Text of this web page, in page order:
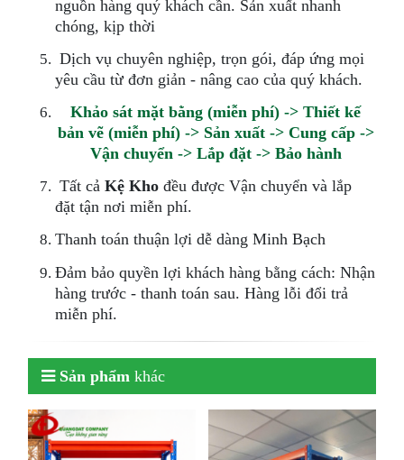
nguồn hàng quý khách cần. Sản xuất nhanh
chóng, kịp thời
Dịch vụ chuyên nghiệp, trọn gói, đáp ứng mọi
yêu cầu từ đơn giản - nâng cao của quý khách.
Khảo sát mặt bằng (miễn phí) -> Thiết kế
bản vẽ (miễn phí) -> Sản xuất -> Cung cấp ->
Vận chuyển -> Lắp đặt -> Bảo hành
Tất cảKệ Khođều được Vận chuyển và lắp
đặt tận nơi miễn phí.
Thanh toán thuận lợi dễ dàng Minh Bạch
Đảm bảo quyền lợi khách hàng bằng cách: Nhận
hàng trước - thanh toán sau. Hàng lỗi đổi trả
miễn phí.
Sản phẩm khác